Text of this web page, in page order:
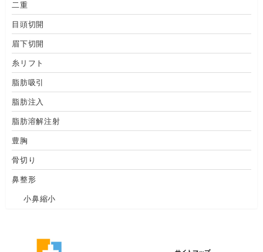
二重
目頭切開
眉下切開
糸リフト
脂肪吸引
脂肪注入
脂肪溶解注射
豊胸
骨切り
鼻整形
小鼻縮小